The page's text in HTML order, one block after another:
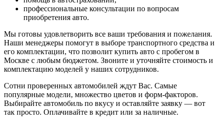
профессиональные консультации по вопросам
приобретения авто.
Мы готовы удовлетворить все ваши требования и пожелания.
Наши менеджеры помогут в выборе транспортного средства и
его комплектации, что позволит купить авто с пробегом в
Москве с любым бюджетом. Звоните и уточняйте стоимость и
комплектацию моделей у наших сотрудников.
Сотни проверенных автомобилей ждут Вас. Самые
популярные модели, множество цветов и форм-факторов.
Выбирайте автомобиль по вкусу и оставляйте заявку — вот
так просто. Оплачивайте в кредит или за наличные.